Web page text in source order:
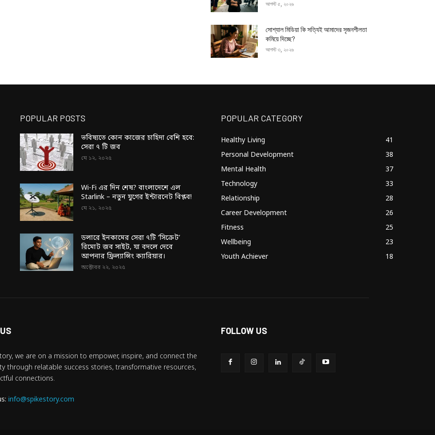
আগস্ট ৫, ২০২৬
সোশ্যাল মিডিয়া কি সত্যিই আমাদের সৃজনশীলতা
কমিয়ে দিচ্ছে?
আগস্ট ৩, ২০২৬
POPULAR POSTS
ভবিষ্যতে কোন কাজের চাহিদা বেশি হবে:
সেরা ৭ টি জব
মে ১২, ২০২৫
Wi-Fi এর দিন শেষ? বাংলাদেশে এল
Starlink – নতুন যুগের ইন্টারনেট বিপ্লব!
মে ২১, ২০২৫
ডলারে ইনকামের সেরা ৭টি ‘সিক্রেট’
রিমোট জব সাইট, যা বদলে দেবে
আপনার ফ্রিল্যান্সিং ক্যারিয়ার।
অক্টোবর ২২, ২০২৫
POPULAR CATEGORY
Healthy Living
41
Personal Development
38
Mental Health
37
Technology
33
Relationship
28
Career Development
26
Fitness
25
Wellbeing
23
Youth Achiever
18
we are on a mission to empower, inspire, and connect the
through relatable success stories, transformative resources,
connections.
info@spikestory.com
FOLLOW US